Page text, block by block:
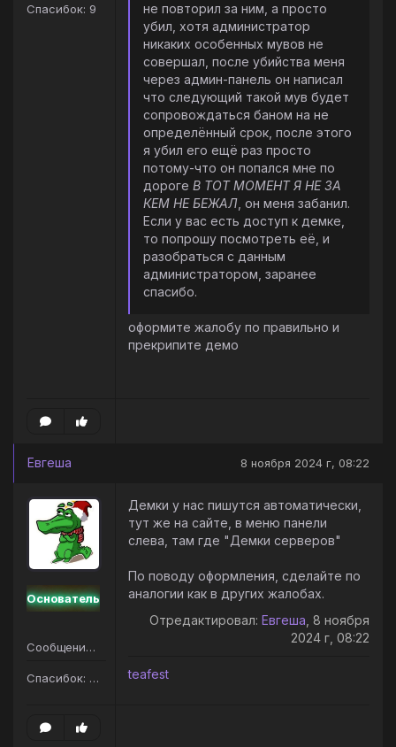
Спасибок: 9
не повторил за ним, а просто
убил, хотя администратор
никаких особенных мувов не
совершал, после убийства меня
через админ-панель он написал
что следующий такой мув будет
сопровождаться баном на не
определённый срок, после этого
я убил его ещё раз просто
потому-что он попался мне по
дороге В ТОТ МОМЕНТ Я НЕ ЗА
КЕМ НЕ БЕЖАЛ , он меня забанил.
Если у вас есть доступ к демке,
то попрошу посмотреть её, и
разобраться с данным
администратором, заранее
спасибо.
оформите жалобу по правильно и
прекрипите демо
Евгеша 8 ноября 2024 г, 08:22
Основатель
Сообщений: 95
Спасибок: 83
Демки у нас пишутся автоматически,
тут же на сайте, в меню панели
слева, там где "Демки серверов"
По поводу оформления, сделайте по
аналогии как в других жалобах.
Отредактировал: Евгеша , 8 ноября
2024 г, 08:22
teafest